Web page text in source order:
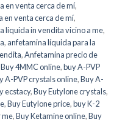
en venta cerca de mí,
en venta cerca de mí,
liquida in vendita vicino a me,
, anfetamina líquida para la
,Anfetamina precio de
Buy 4MMC online,buy A-PVP
A-PVP crystals online,Buy A-
ecstacy,Buy Eutylone crystals,
,Buy Eutylone price,buy K-2
me,Buy Ketamine online,Buy